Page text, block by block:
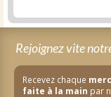
Rejoignez vite
Recevez chaque
faite à la main par